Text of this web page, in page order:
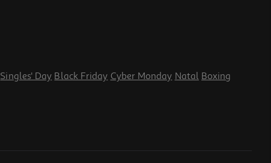
Singles' Day Black Friday Cyber Monday Natal Boxing